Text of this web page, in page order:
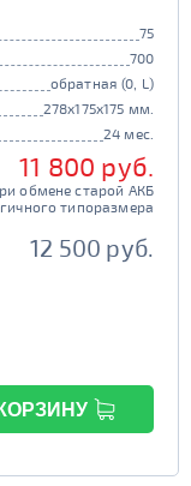
75
700
обратная (0, L)
278x175x175 мм.
24 мес.
11 800 руб.
обмене старой АКБ
типоразмера
12 500 руб.